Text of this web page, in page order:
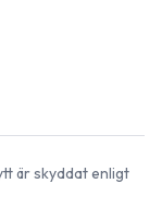
är skyddat enligt